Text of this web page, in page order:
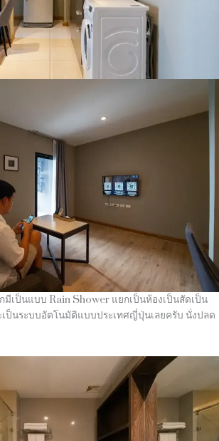
มีเป็นแบบ Rain Shower แยกเป็นห้องเป็นสัดเป็น
ป็นระบบอัตโนมัติแบบประเทศญี่ปุ่นเลยครับ นั่งปลด